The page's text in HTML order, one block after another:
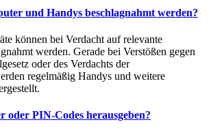
und Handys beschlagnahmt werden?
können bei Verdacht auf relevante
werden. Gerade bei Verstößen gegen
oder des Verdachts der
regelmäßig Handys und weitere
oder PIN-Codes herausgeben?